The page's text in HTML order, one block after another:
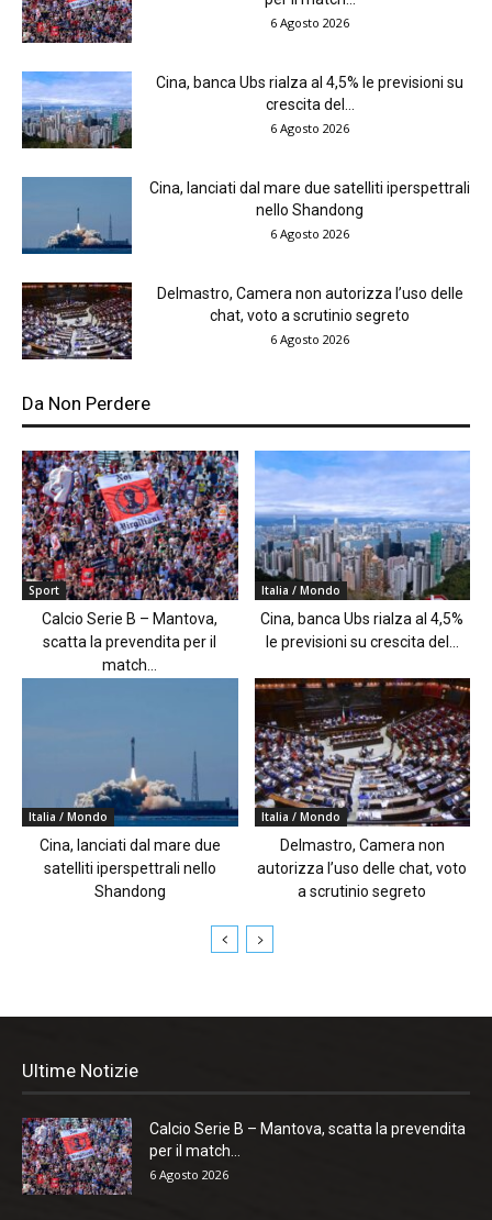
6 Agosto 2026
Cina, banca Ubs rialza al 4,5% le previsioni su
crescita del...
6 Agosto 2026
Cina, lanciati dal mare due satelliti iperspettrali
nello Shandong
6 Agosto 2026
Delmastro, Camera non autorizza l’uso delle
chat, voto a scrutinio segreto
6 Agosto 2026
Da Non Perdere
Sport
Calcio Serie B – Mantova,
scatta la prevendita per il
match...
Italia / Mondo
Cina, banca Ubs rialza al 4,5%
le previsioni su crescita del...
Italia / Mondo
Cina, lanciati dal mare due
satelliti iperspettrali nello
Shandong
Italia / Mondo
Delmastro, Camera non
autorizza l’uso delle chat, voto
a scrutinio segreto
Ultime Notizie
Calcio Serie B – Mantova, scatta la prevendita
per il match...
6 Agosto 2026